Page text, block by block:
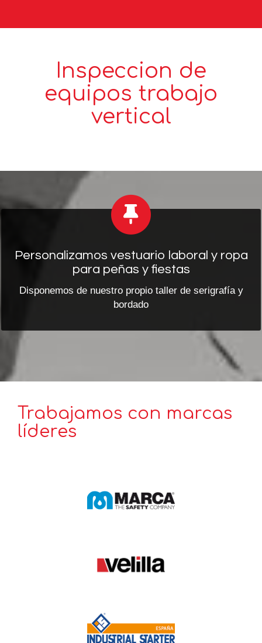
Inspeccion de
equipos trabajo
vertical
Personalizamos vestuario laboral y ropa
para peñas y fiestas
Disponemos de nuestro propio taller de serigrafía y
bordado
Trabajamos con marcas
líderes